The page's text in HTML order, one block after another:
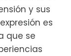
y sus
es
que se